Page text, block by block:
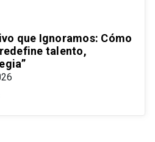
que Ignoramos: Cómo
talento,